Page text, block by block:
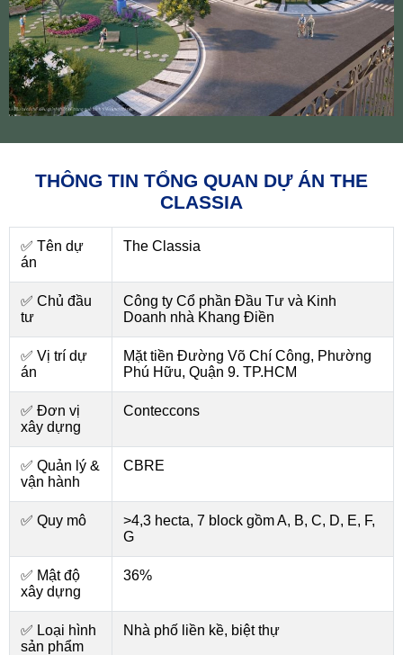
THÔNG TIN TỔNG QUAN DỰ ÁN THE
CLASSIA
✅ Tên dự
án
The Classia
✅ Chủ đầu
tư
Công ty Cổ phần Đầu Tư và Kinh
Doanh nhà Khang Điền
✅ Vị trí dự
án
Mặt tiền Đường Võ Chí Công, Phường
Phú Hữu, Quận 9. TP.HCM
✅ Đơn vị
xây dựng
Conteccons
✅ Quản lý &
vận hành
CBRE
✅ Quy mô
>4,3 hecta, 7 block gồm A, B, C, D, E, F,
G
✅ Mật độ
xây dựng
36%
✅ Loại hình
sản phẩm
Nhà phố liền kề, biệt thự